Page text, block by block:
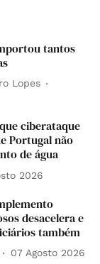
tantos
Lopes
ciberataque
Portugal não
de água
2026
desacelera e
também
07 Agosto 2026